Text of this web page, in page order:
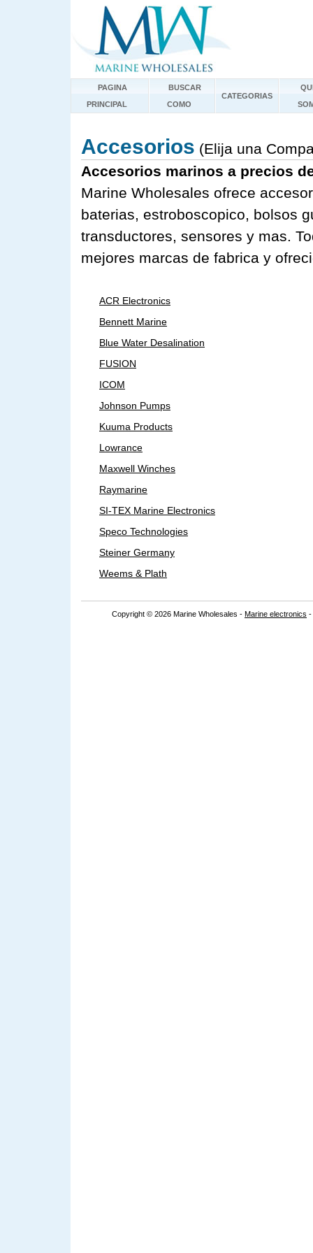
PAGINA
PRINCIPAL
BUSCAR
COMO
CATEGORIAS
Accesorios (Elija una
Accesorios marinos a precios
Marine Wholesales ofrece
baterias, estroboscopico, bolsos
transductores, sensores y mas.
mejores marcas de fabrica y
ACR Electronics
Bennett Marine
Blue Water Desalination
FUSION
ICOM
Johnson Pumps
Kuuma Products
Lowrance
Maxwell Winches
Raymarine
SI-TEX Marine Electronics
Speco Technologies
Steiner Germany
Weems & Plath
Copyright © 2026 Marine Wholesales - Marine electronics -